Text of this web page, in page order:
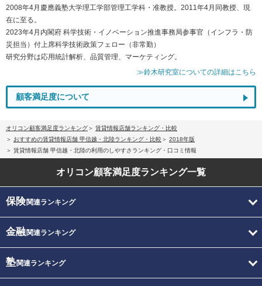
2008年4月慶應義塾大学理工学部管理工学科・准教授。2011年4月同教授、現
在に至る。
2023年4月内閣府 科学技術・イノベーション推進事務局参事官（インフラ・防
災担当）付上席科学技術政策フェロー（非常勤）
研究分野は応用統計解析、品質管理、マーケティング。
≫鈴木研究室についての詳細はこちら
顧客満足度について
オリコン顧客満足度ランキング
賃貸情報店舗ランキング・比較
おすすめの賃貸情報店舗 甲信越・北陸ランキング・比較
2018年版
賃貸情報店舗 甲信越・北陸の利用のしやすさランキング・口コミ情報
オリコン顧客満足度ランキング一覧
保険関連ランキング
金融関連ランキング
塾関連ランキング